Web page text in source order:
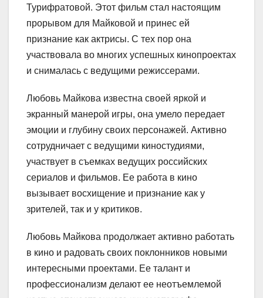
Турифратовой. Этот фильм стал настоящим
прорывом для Майковой и принес ей
признание как актрисы. С тех пор она
участвовала во многих успешных кинопроектах
и снималась с ведущими режиссерами.
Любовь Майкова известна своей яркой и
экранный манерой игры, она умело передает
эмоции и глубину своих персонажей. Активно
сотрудничает с ведущими киностудиями,
участвует в съемках ведущих российских
сериалов и фильмов. Ее работа в кино
вызывает восхищение и признание как у
зрителей, так и у критиков.
Любовь Майкова продолжает активно работать
в кино и радовать своих поклонников новыми
интересными проектами. Ее талант и
профессионализм делают ее неотъемлемой